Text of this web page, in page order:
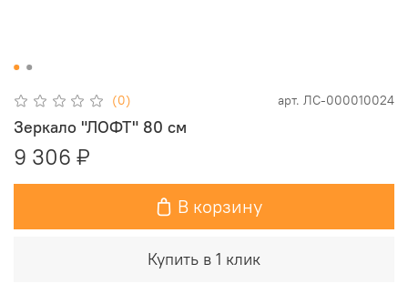
(0) арт. ЛС-000010024
Зеркало "ЛОФТ" 80 см
9 306 ₽
В корзину
Купить в 1 клик